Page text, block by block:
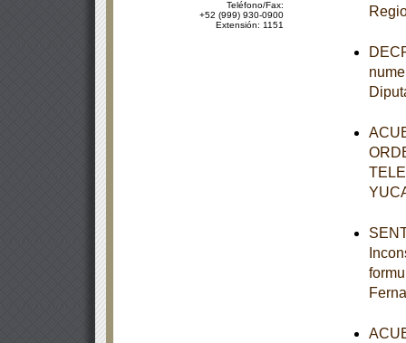
Teléfono/Fax:
+52 (999) 930-0900
Extensión: 1151